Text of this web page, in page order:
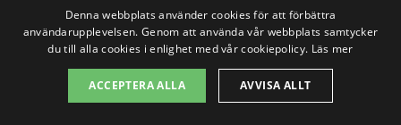
Sök efter en
Denna webbplats använder cookies för att förbättra
användarupplevelsen. Genom att använda vår webbplats samtycker
du till alla cookies i enlighet med vår cookiepolicy. Läs mer
ACCEPTERA ALLA AVVISA ALLT